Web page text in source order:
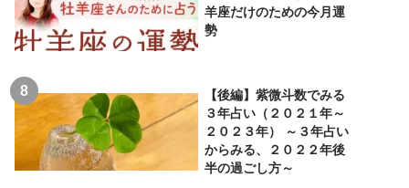
羊座だけのための今月運
勢
【後編】紫微斗数でみる
３年占い（２０２１年～
２０２３年） ～３年占い
からみる、２０２２年後
半の過ごし方～